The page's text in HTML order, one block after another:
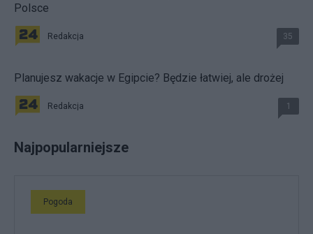
Polsce
Redakcja 35
Planujesz wakacje w Egipcie? Będzie łatwiej, ale drożej
Redakcja 1
Najpopularniejsze
Pogoda